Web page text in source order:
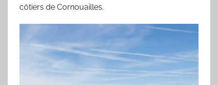
côtiers de Cornouailles.